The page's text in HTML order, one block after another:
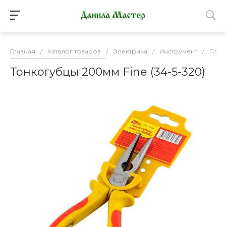
Главная / Каталог товаров / Электрика / Инструмент /
Тонкогубцы 200мм Fine (34-5-320)